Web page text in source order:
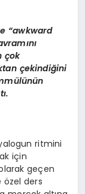
“awkward
ını
çok
çekindiğini
ülünün
ı.
ritmini
için
geçen
özel ders